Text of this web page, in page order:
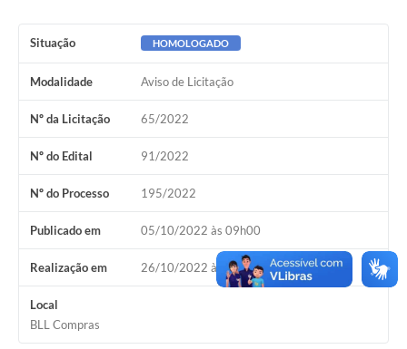
Situação HOMOLOGADO
Modalidade Aviso de Licitação
Nº da Licitação 65/2022
Nº do Edital 91/2022
Nº do Processo 195/2022
Publicado em 05/10/2022 às 09h00
Realização em 26/10/2022 às 09h10
Local
BLL Compras